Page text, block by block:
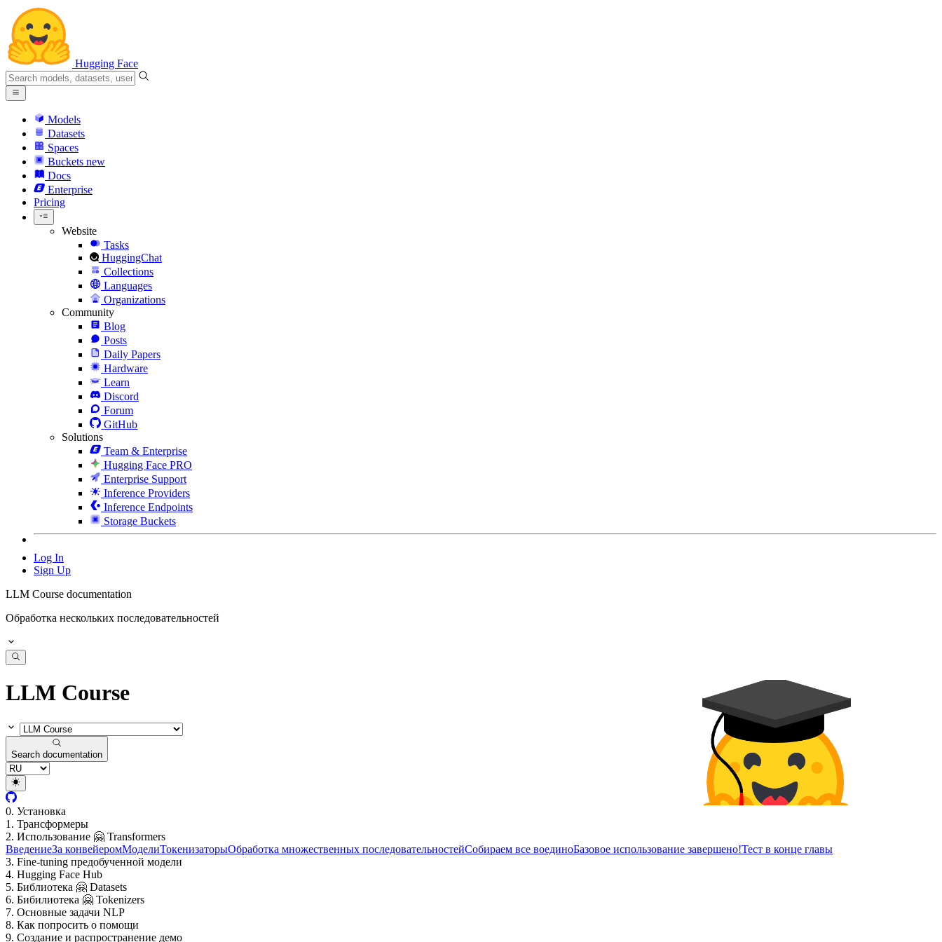
Hugging Face
Models
Datasets
Spaces
Buckets new
Docs
Enterprise
Pricing
Website
Tasks
HuggingChat
Collections
Languages
Organizations
Community
Blog
Posts
Daily Papers
Hardware
Learn
Discord
Forum
GitHub
Solutions
Team & Enterprise
Hugging Face PRO
Enterprise Support
Inference Providers
Inference Endpoints
Storage Buckets
Log In
Sign Up
LLM Course documentation
Обработка нескольких последовательностей
LLM Course
Search documentation
0. Установка
1. Трансформеры
2. Использование 🤗 Transformers
ВведениеЗа конвейеромМоделиТокенизаторыОбработка множественных последовательностейСобираем все воединоБазовое использование завершено!Тест в конце главы
3. Fine-tuning предобученной модели
4. Hugging Face Hub
5. Библиотека 🤗 Datasets
6. Бибилиотека 🤗 Tokenizers
7. Основные задачи NLP
8. Как попросить о помощи
9. Создание и распространение демо